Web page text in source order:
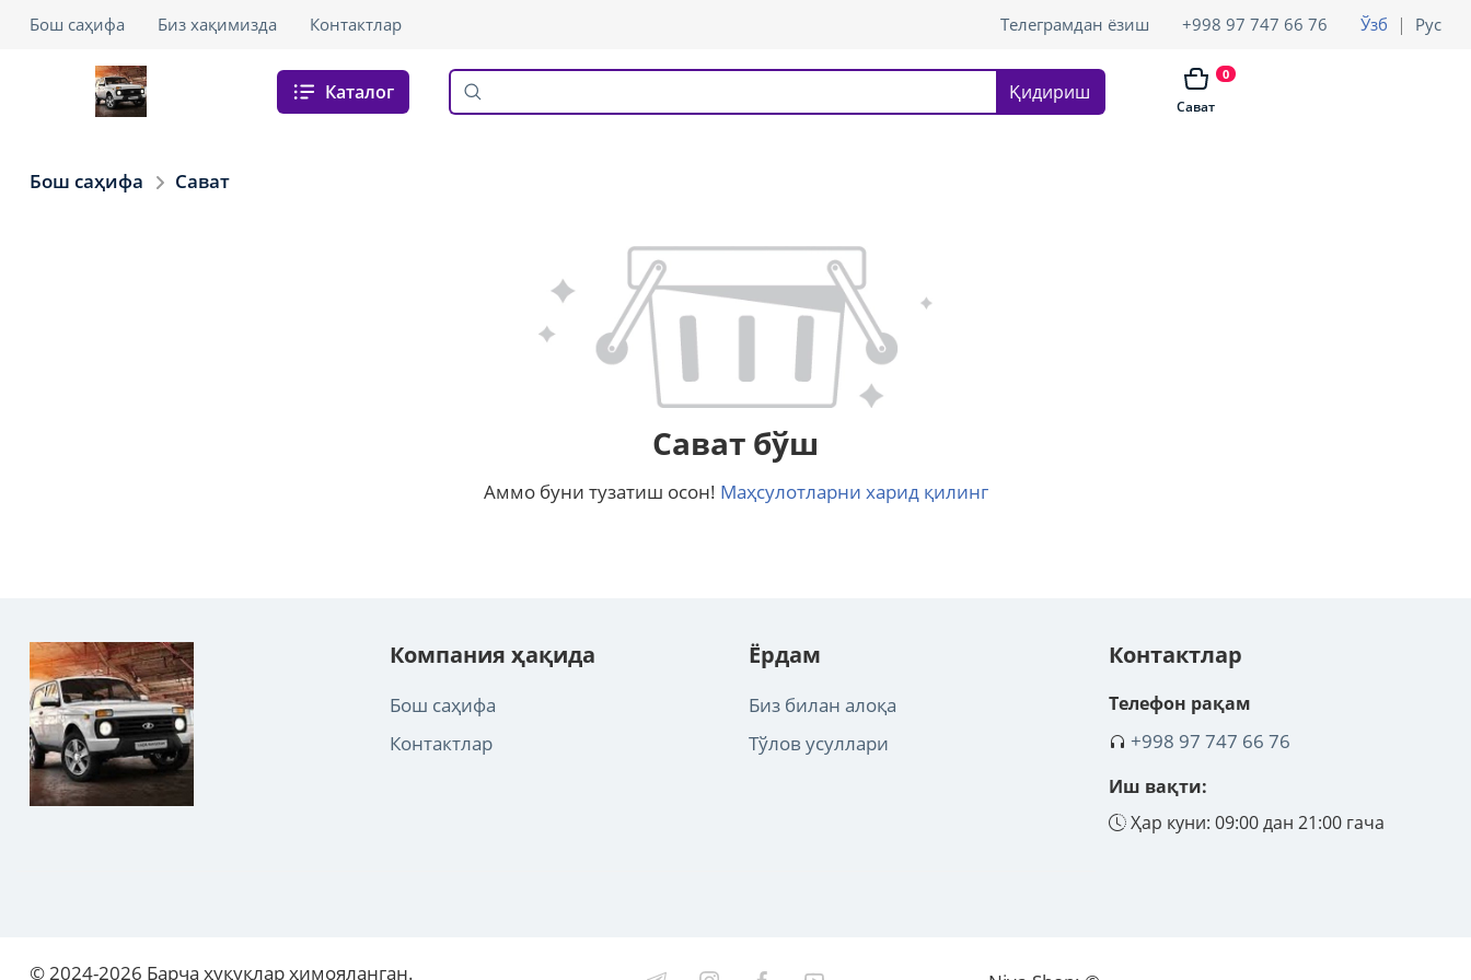
Бош саҳифа Биз хақимизда Контактлар Телеграмдан ёзиш +998 97 747 66 76 Ўзб Рус
Каталог Қидириш
0
Сават
Бош саҳифа Сават
Сават бўш
Аммо буни тузатиш осон! Маҳсулотларни харид қилинг
Компания ҳақида
Бош саҳифа
Контактлар
Ёрдам
Биз билан алоқа
Тўлов усуллари
Контактлар
Телефон рақам
+998 97 747 66 76
Иш вақти:
Ҳар куни: 09:00 дан 21:00 гача
© 2024-2026 Барча ҳуқуқлар ҳимояланган.